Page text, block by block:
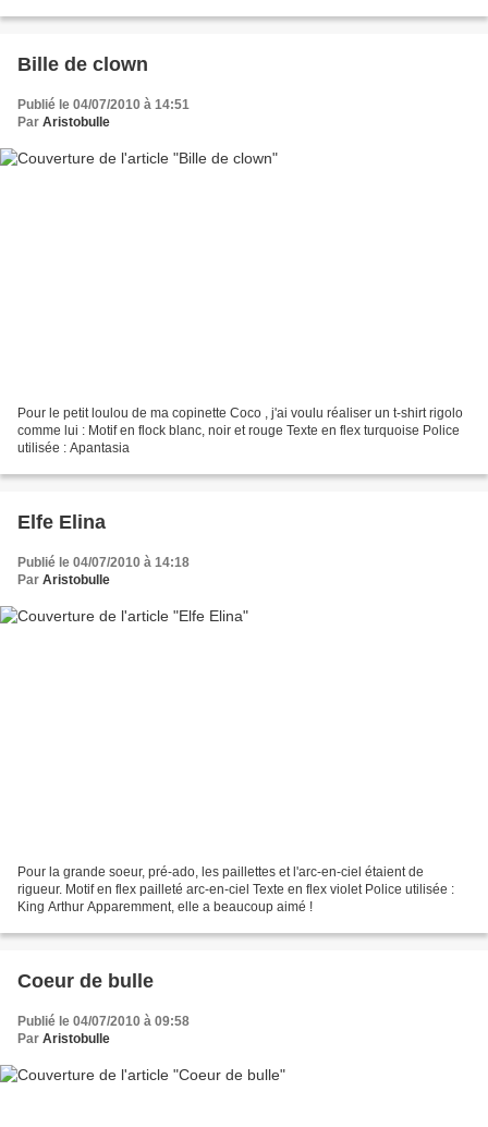
Bille de clown
Publié le 04/07/2010 à 14:51
Par Aristobulle
Pour le petit loulou de ma copinette Coco , j'ai voulu réaliser un t-shirt rigolo
comme lui : Motif en flock blanc, noir et rouge Texte en flex turquoise Police
utilisée : Apantasia
Elfe Elina
Publié le 04/07/2010 à 14:18
Par Aristobulle
Pour la grande soeur, pré-ado, les paillettes et l'arc-en-ciel étaient de
rigueur. Motif en flex pailleté arc-en-ciel Texte en flex violet Police utilisée :
King Arthur Apparemment, elle a beaucoup aimé !
Coeur de bulle
Publié le 04/07/2010 à 09:58
Par Aristobulle